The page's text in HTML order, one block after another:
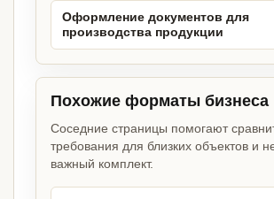
Оформление документов для
производства продукции
Похожие форматы бизнеса
Соседние страницы помогают
требования для близких объектов и
важный комплект.